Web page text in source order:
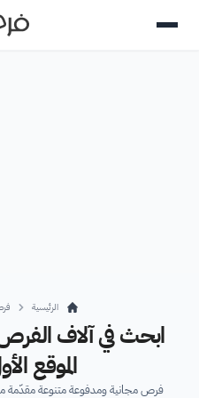
الرئيسية
ابحث في آلاف الفرص
الموقع
فرص مجانية ومدفوعة متنوعة مقدّمة